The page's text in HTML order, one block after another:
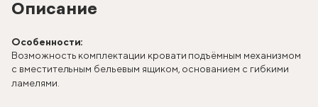
Описание
Особенности:
Возможность комплектации кровати подъёмным механизмом
с вместительным бельевым ящиком, основанием с гибкими
ламелями.